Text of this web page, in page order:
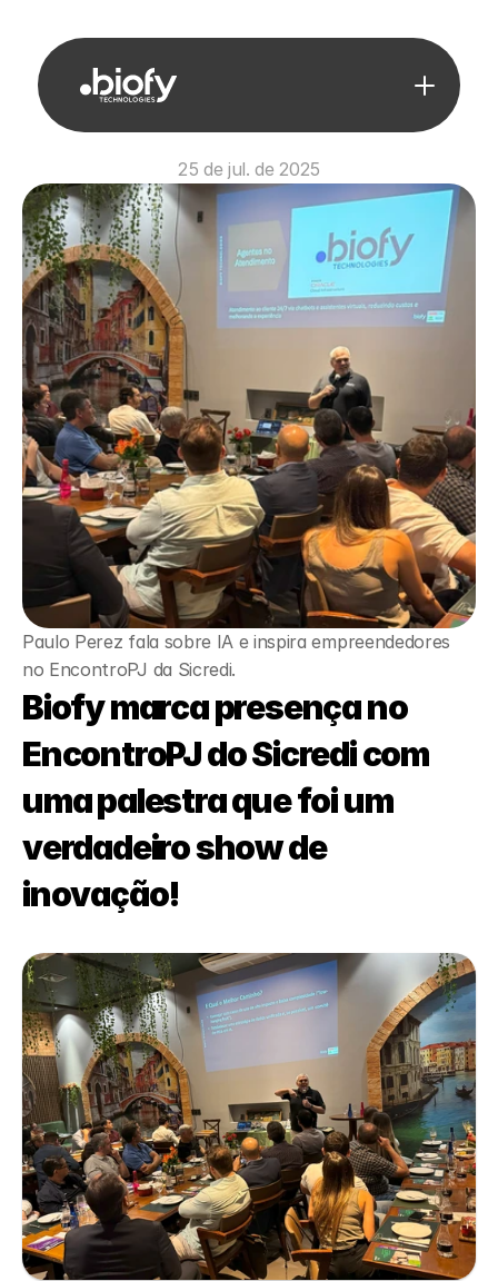
25 de jul. de 2025
Paulo Perez fala sobre IA e inspira empreendedores
no EncontroPJ da Sicredi.
Biofy marca presença no
EncontroPJ do Sicredi com
uma palestra que foi um
verdadeiro show de
inovação!